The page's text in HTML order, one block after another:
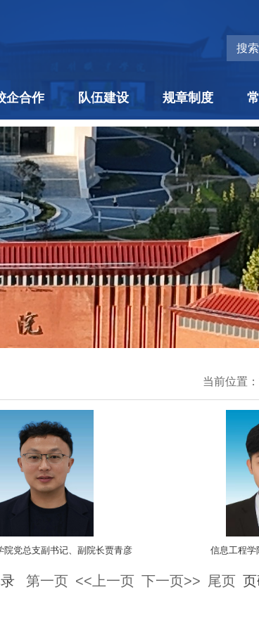
企合作 队伍建设 规章制度
当前位置：
院党总支副书记、副院长贾青彦 信息工程学
第一页 <<上一页 下一页>> 尾页